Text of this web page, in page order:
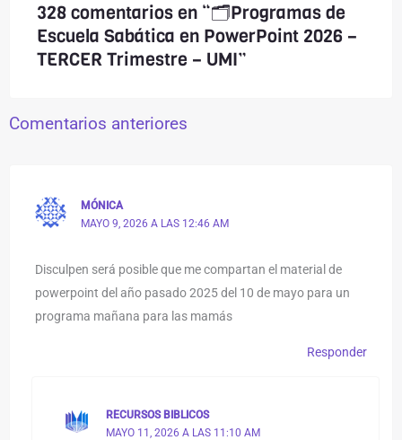
328 comentarios en “🗂️Programas de
Escuela Sabática en PowerPoint 2026 –
TERCER Trimestre – UMI”
Comentarios anteriores
MÓNICA
MAYO 9, 2026 A LAS 12:46 AM
Disculpen será posible que me compartan el material de
powerpoint del año pasado 2025 del 10 de mayo para un
programa mañana para las mamás
Responder
RECURSOS BIBLICOS
MAYO 11, 2026 A LAS 11:10 AM